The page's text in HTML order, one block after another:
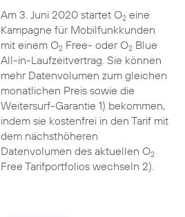
Am 3. Juni 2020 startet O2eine
Kampagne für Mobilfunkkunden
mit einem O2Free- oder O2Blue
All-in-Laufzeitvertrag. Sie können
mehr Datenvolumen zum gleichen
monatlichen Preis sowie die
Weitersurf-Garantie 1) bekommen,
indem sie kostenfrei in den Tarif mit
dem nächsthöheren
Datenvolumen des aktuellen O2
Free Tarifportfolios wechseln 2).